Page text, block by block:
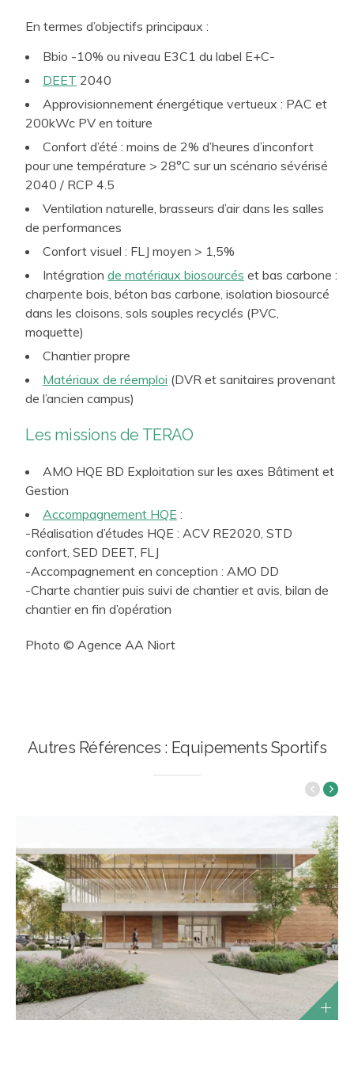
En termes d’objectifs principaux :
Bbio -10% ou niveau E3C1 du label E+C-
DEET 2040
Approvisionnement énergétique vertueux : PAC et
200kWc PV en toiture
Confort d’été : moins de 2% d’heures d’inconfort
pour une température > 28°C sur un scénario sévérisé
2040 / RCP 4.5
Ventilation naturelle, brasseurs d’air dans les salles
de performances
Confort visuel : FLJ moyen > 1,5%
Intégration de matériaux biosourcés et bas carbone :
charpente bois, béton bas carbone, isolation biosourcé
dans les cloisons, sols souples recyclés (PVC,
moquette)
Chantier propre
Matériaux de réemploi (DVR et sanitaires provenant
de l’ancien campus)
Les missions de TERAO
AMO HQE BD Exploitation sur les axes Bâtiment et
Gestion
Accompagnement HQE :
-Réalisation d’études HQE : ACV RE2020, STD
confort, SED DEET, FLJ
-Accompagnement en conception : AMO DD
-Charte chantier puis suivi de chantier et avis, bilan de
chantier en fin d’opération
Photo © Agence AA Niort
Autres Références : Equipements Sportifs